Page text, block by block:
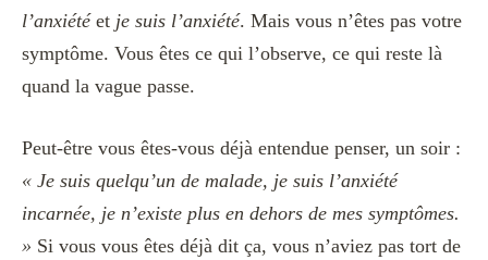
l’anxiétéet je suis l’anxiété. Mais vous n’êtes pas votre
symptôme. Vous êtes ce qui l’observe, ce qui reste là
quand la vague passe.
Peut-être vous êtes-vous déjà entendue penser, un soir :
« Je suis quelqu’un de malade, je suis l’anxiété
incarnée, je n’existe plus en dehors de mes symptômes.
» Si vous vous êtes déjà dit ça, vous n’aviez pas tort de